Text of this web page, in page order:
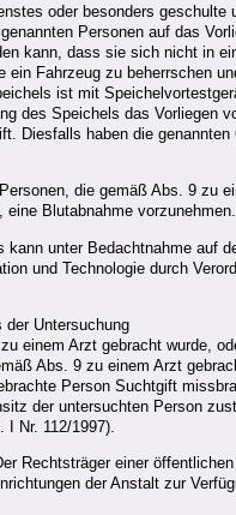
oder besonders
Personen auf das
kann, dass sie sich nicht in
ein Fahrzeug zu beherrschen
ist mit
des Speichels das Vorliegen
Diesfalls haben die
die gemäß Abs. 9 zu
Blutabnahme
kann unter Bedachtnahme auf
und Technologie durch
Untersuchung
einem Arzt gebracht wurde,
Abs. 9 zu einem Arzt
Person Suchtgift
der untersuchten Person
Nr. 112/1997).
Rechtsträger einer
der Anstalt zur